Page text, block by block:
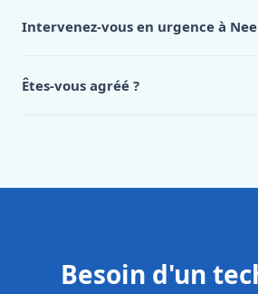
Neerijse, appelez le 0472 53 24 26.
Intervenez-vous en urgence à
Êtes-vous agréé ?
Besoin d'un